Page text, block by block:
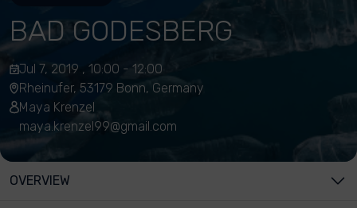
BAD GODESBERG
Jul 7, 2019 , 10:00 - 12:00
Rheinufer, 53179 Bonn, Germany
Maya Krenzel
maya.krenzel99@gmail.com
OVERVIEW